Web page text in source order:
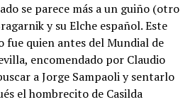
se parece más a un guiño (otro
y su Elche español. Este
quien antes del Mundial de
encomendado por Claudio
a Jorge Sampaoli y sentarlo
el hombrecito de Casilda